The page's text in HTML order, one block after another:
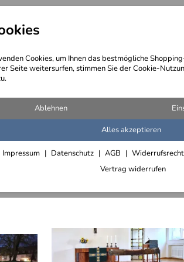
Cookies, um Ihnen das bestmögliche
Seite weitersurfen, stimmen Sie der Cookie-
Ablehnen
Alles akzeptieren
Impressum Datenschutz AGB Widerrufsrecht
Vertrag widerrufen